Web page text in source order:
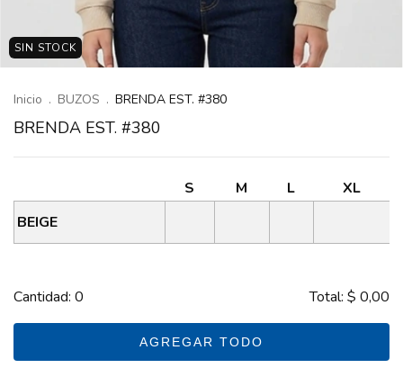
SIN STOCK
Inicio . BUZOS . BRENDA EST. #380
BRENDA EST. #380
S M L
XL
BEIGE
Cantidad: 0 Total: $ 0,00
AGREGAR TODO